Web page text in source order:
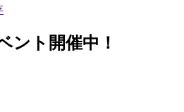
ント開催中！